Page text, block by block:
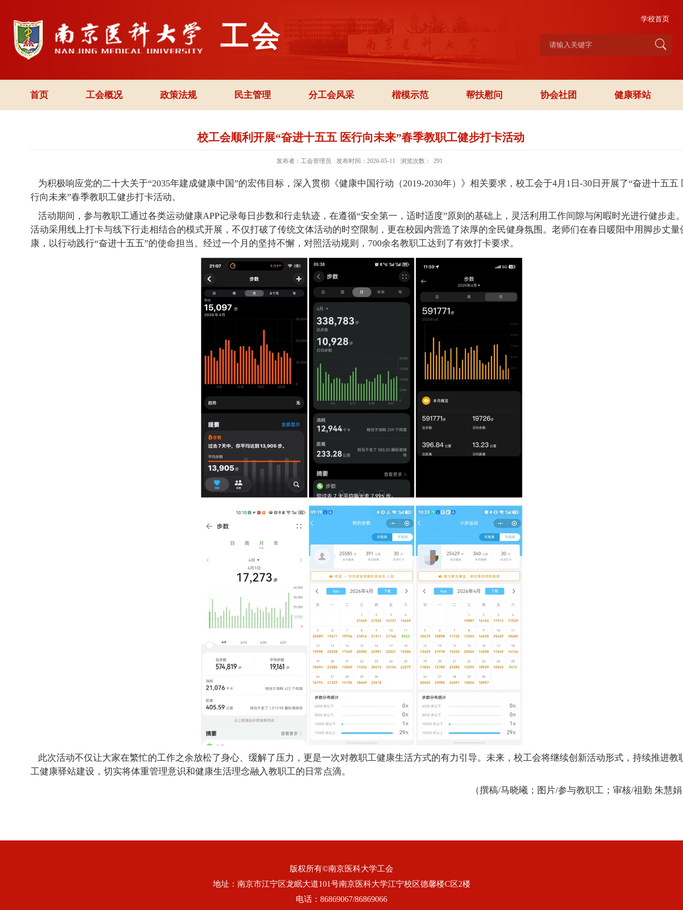
工会
学校首页
首页 工会概况 政策法规 民主管理 分工会风采 楷模示范 帮扶慰问 协会社团 健康驿站
校工会顺利开展“奋进十五五 医行向未来”春季教职工健步打卡活动
发布者：工会管理员 发布时间：2026-05-11 浏览次数： 291
为积极响应党的二十大关于“2035年建成健康中国”的宏伟目标，深入贯彻《健康中国行动（2019-2030年）》相关要求，校工会于4月1日-30日开展了“奋进十五五
行向未来”春季教职工健步打卡活动。
活动期间，参与教职工通过各类运动健康APP记录每日步数和行走轨迹，在遵循“安全第一，适时适度”原则的基础上，灵活利用工作间隙与闲暇时光进行健步走
活动采用线上打卡与线下行走相结合的模式开展，不仅打破了传统文体活动的时空限制，更在校园内营造了浓厚的全民健身氛围。老师们在春日暖阳中用脚步丈量
康，以行动践行“奋进十五五”的使命担当。经过一个月的坚持不懈，对照活动规则，700余名教职工达到了有效打卡要求。
此次活动不仅让大家在繁忙的工作之余放松了身心、缓解了压力，更是一次对教职工健康生活方式的有力引导。未来，校工会将继续创新活动形式，持续推进教
工健康驿站建设，切实将体重管理意识和健康生活理念融入教职工的日常点滴。
（撰稿/马晓曦；图片/参与教职工；审核/祖勤 朱慧
版权所有©南京医科大学工会
地址：南京市江宁区龙眠大道101号南京医科大学江宁校区德馨楼C区2楼
电话：86869067/86869066